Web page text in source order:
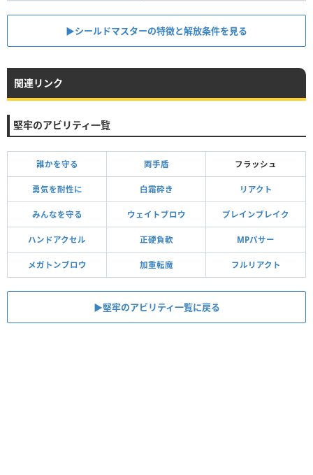
▶︎シールドマスターの特徴と解放条件を見る
関連リンク
堅牢のアビリティ一覧
誰かを守る 両手盾 フラッシュ
勇気を耐性に 白霜砕き リアクト
みんなを守る ウェイトブロウ ブレインブレイク
ハンドアクセル 正硬負軟 MPパサー
メガトンブロウ 加重転魔 フルリアクト
▶︎堅牢のアビリティ一覧に戻る